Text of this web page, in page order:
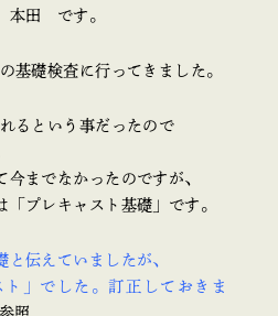
本田 です。
礎検査に行ってきました。
るという事だったので
までなかったのですが、
プレキャスト基礎」です。
伝えていましたが、
」でした。訂正しておきま
照